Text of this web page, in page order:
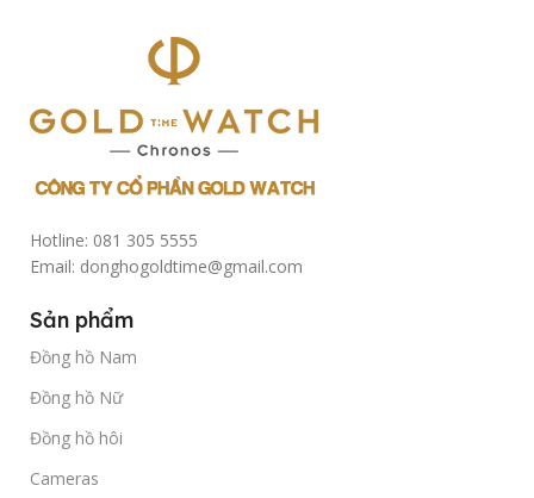
Hotline: 081 305 5555
Email: donghogoldtime@gmail.com
Sản phẩm
Đồng hồ Nam
Đồng hồ Nữ
Đồng hồ hôi
Cameras